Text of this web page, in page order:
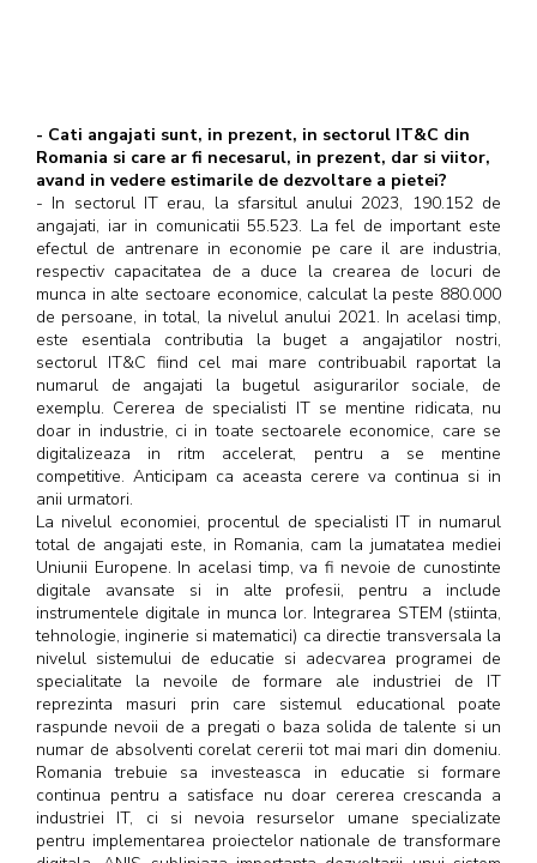
- Cati angajati sunt, in prezent, in sectorul IT&C din
Romania si care ar fi necesarul, in prezent, dar si viitor,
avand in vedere estimarile de dezvoltare a pietei?
- In sectorul IT erau, la sfarsitul anului 2023, 190.152 de
angajati, iar in comunicatii 55.523. La fel de important este
efectul de antrenare in economie pe care il are industria,
respectiv capacitatea de a duce la crearea de locuri de
munca in alte sectoare economice, calculat la peste 880.000
de persoane, in total, la nivelul anului 2021. In acelasi timp,
este esentiala contributia la buget a angajatilor nostri,
sectorul IT&C fiind cel mai mare contribuabil raportat la
numarul de angajati la bugetul asigurarilor sociale, de
exemplu. Cererea de specialisti IT se mentine ridicata, nu
doar in industrie, ci in toate sectoarele economice, care se
digitalizeaza in ritm accelerat, pentru a se mentine
competitive. Anticipam ca aceasta cerere va continua si in
anii urmatori.
La nivelul economiei, procentul de specialisti IT in numarul
total de angajati este, in Romania, cam la jumatatea mediei
Uniunii Europene. In acelasi timp, va fi nevoie de cunostinte
digitale avansate si in alte profesii, pentru a include
instrumentele digitale in munca lor. Integrarea STEM (stiinta,
tehnologie, inginerie si matematici) ca directie transversala la
nivelul sistemului de educatie si adecvarea programei de
specialitate la nevoile de formare ale industriei de IT
reprezinta masuri prin care sistemul educational poate
raspunde nevoii de a pregati o baza solida de talente si un
numar de absolventi corelat cererii tot mai mari din domeniu.
Romania trebuie sa investeasca in educatie si formare
continua pentru a satisface nu doar cererea crescanda a
industriei IT, ci si nevoia resurselor umane specializate
pentru implementarea proiectelor nationale de transformare